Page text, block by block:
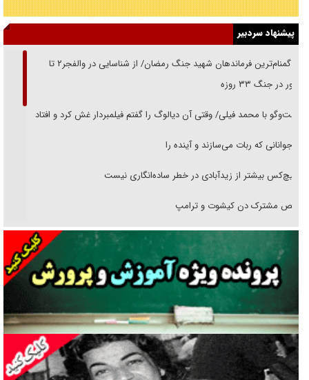
پیشنهاد سردبیر
از گمنام‌ترین فرماندهان شهید جنگ رمضان/ از شناسایی در والفجر۲ تا
حضور در جنگ ۳۳ روزه
گفت‌وگو با محمد فیلی/ وقتی آن دیالوگ را گفتم فیلمبردار غش کرد و افتاد
نوجوانانی که ربات می‌سازند و آینده را
هیچ‌کس بیشتر از زیدآبادی در خطر ساده‌انگاری نیست
رقص مشترک دن کیشوت و ترامپ
دنده دولت به واگذاری مسئله‌دار ایران‌خودرو/ خصوصی‌سازی یا انحصار؟
غریزه‌ی بقا و آقای باقی و رفقا
جراحی‌های زیبایی با مدرک فوق‌دیپلم! + گفت‌وگو با متهم
گفت‌وگو با همسر یکی از شهدای جنگ رمضان/ پیکر بی‌سر شهید را از
انگشت‌های پا شناسایی کردیم